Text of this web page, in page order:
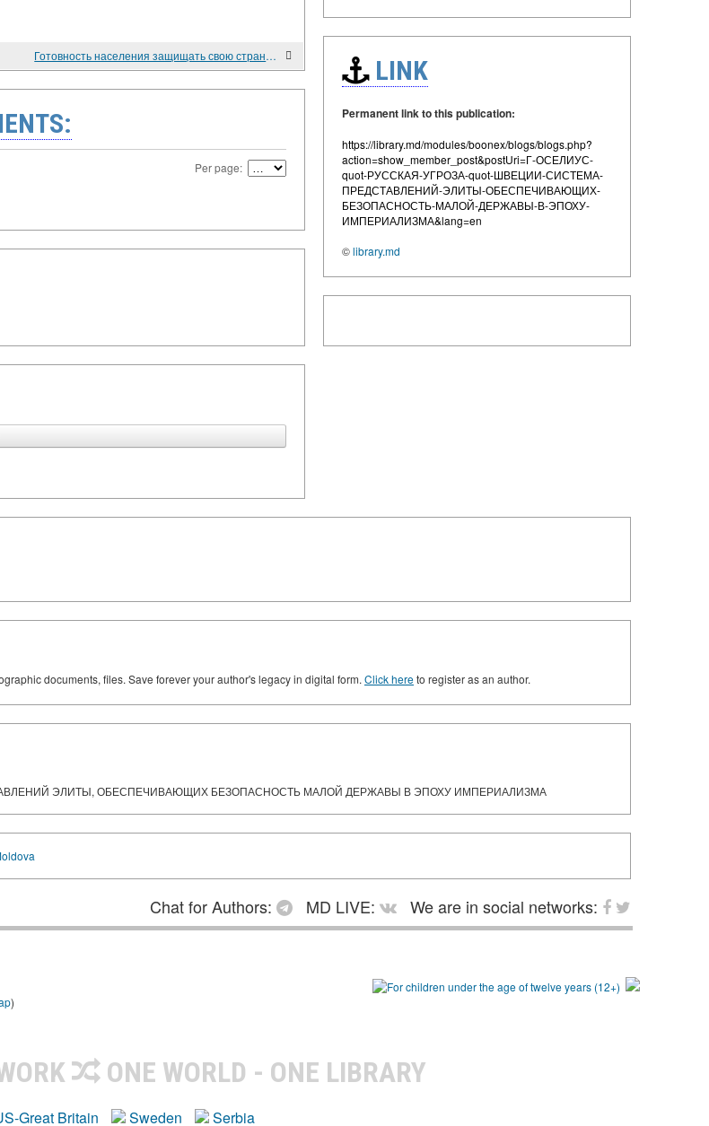
Готовность населения защищать свою страну в трех отдельных странах НАТО
Per page:
LINK
Permanent link to this publication:
https://library.md/modules/boonex/blogs/blogs.php?
action=show_member_post&postUri=Г-ОСЕЛИУС-
quot-РУССКАЯ-УГРОЗА-quot-ШВЕЦИИ-СИСТЕМА-
ПРЕДСТАВЛЕНИЙ-ЭЛИТЫ-ОБЕСПЕЧИВАЮЩИХ-
БЕЗОПАСНОСТЬ-МАЛОЙ-ДЕРЖАВЫ-В-ЭПОХУ-
ИМПЕРИАЛИЗМА&lang=en
©library.md
documents, files. Save forever your author's legacy in digital form. Click hereto register as an author.
ЭЛИТЫ, ОБЕСПЕЧИВАЮЩИХ БЕЗОПАСНОСТЬ МАЛОЙ ДЕРЖАВЫ В ЭПОХУ ИМПЕРИАЛИЗМА
Chat for Authors: MD LIVE:
We are in social networks:
)
ONE WORLD - ONE LIBRARY
Great Britain Sweden Serbia